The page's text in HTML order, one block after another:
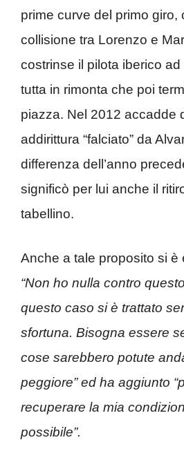
prime curve del primo giro,
collisione tra Lorenzo e
costrinse il pilota iberico
tutta in rimonta che poi
piazza. Nel 2012 accadde
addirittura “falciato” da
differenza dell’anno
significò per lui anche il
tabellino.
Anche a tale proposito si è
“Non ho nulla contro
questo caso si è trattato
sfortuna. Bisogna essere
cose sarebbero potute
peggiore” ed ha aggiunto
recuperare la mia
possibile”.